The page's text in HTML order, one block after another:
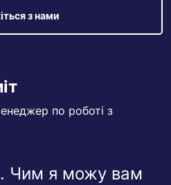
з нами
по роботі з
Чим я можу вам